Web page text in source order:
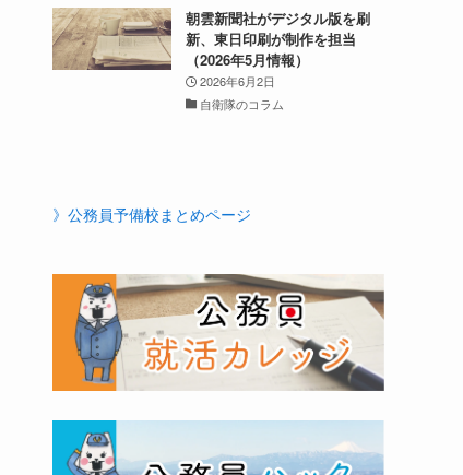
朝雲新聞社がデジタル版を刷
新、東日印刷が制作を担当
（2026年5月情報）
2026年6月2日
自衛隊のコラム
》公務員予備校まとめページ